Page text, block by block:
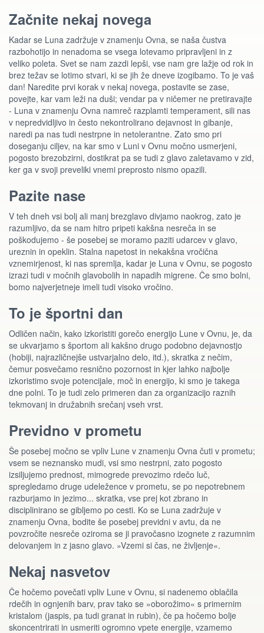
Začnite nekaj novega
Kadar se Luna zadržuje v znamenju Ovna, se naša čustva
razbohotijo in nenadoma se vsega lotevamo pripravljeni in z
veliko poleta. Svet se nam zazdi lepši, vse nam gre lažje od rok in
brez težav se lotimo stvari, ki se jih že dneve izogibamo. To je vaš
dan! Naredite prvi korak v nekaj novega, postavite se zase,
povejte, kar vam leži na duši; vendar pa v ničemer ne pretiravajte
- Luna v znamenju Ovna namreč razplamti temperament, sili nas
v nepredvidljivo in često nekontrolirano dejavnost in gibanje,
naredi pa nas tudi nestrpne in netolerantne. Zato smo pri
doseganju ciljev, na kar smo v Luni v Ovnu močno usmerjeni,
pogosto brezobzirni, dostikrat pa se tudi z glavo zaletavamo v zid,
ker ga v svoji preveliki vnemi preprosto nismo opazili.
Pazite nase
V teh dneh vsi bolj ali manj brezglavo divjamo naokrog, zato je
razumljivo, da se nam hitro pripeti kakšna nesreča in se
poškodujemo - še posebej se moramo paziti udarcev v glavo,
ureznin in opeklin. Stalna napetost in nekakšna vročična
vznemirjenost, ki nas spremlja, kadar je Luna v Ovnu, se pogosto
izrazi tudi v močnih glavobolih in napadih migrene. Če smo bolni,
bomo najverjetneje imeli tudi visoko vročino.
To je športni dan
Odličen način, kako izkoristiti gorečo energijo Lune v Ovnu, je, da
se ukvarjamo s športom ali kakšno drugo podobno dejavnostjo
(hobiji, najrazličnejše ustvarjalno delo, itd.), skratka z nečim,
čemur posvečamo resnično pozornost in kjer lahko najbolje
izkoristimo svoje potencijale, moč in energijo, ki smo je takega
dne polni. To je tudi zelo primeren dan za organizacijo raznih
tekmovanj in družabnih srečanj vseh vrst.
Previdno v prometu
Še posebej močno se vpliv Lune v znamenju Ovna čuti v prometu;
vsem se neznansko mudi, vsi smo nestrpni, zato pogosto
izsiljujemo prednost, mimogrede prevozimo rdečo luč,
spregledamo druge udeležence v prometu, se po nepotrebnem
razburjamo in jezimo... skratka, vse prej kot zbrano in
disciplinirano se gibljemo po cesti. Ko se Luna zadržuje v
znamenju Ovna, bodite še posebej previdni v avtu, da ne
povzročite nesreče oziroma se ji pravočasno izognete z razumnim
delovanjem in z jasno glavo. »Vzemi si čas, ne življenje«.
Nekaj nasvetov
Če hočemo povečati vpliv Lune v Ovnu, si nadenemo oblačila
rdečih in ognjenih barv, prav tako se »oborožimo« s primernim
kristalom (jaspis, pa tudi granat in rubin), če pa hočemo bolje
skoncentrirati in usmeriti ogromno vpete energije, vzamemo